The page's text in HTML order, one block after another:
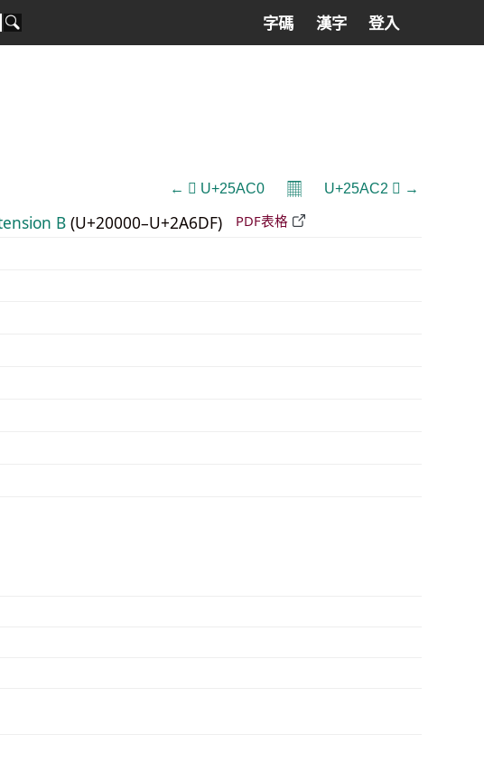
字碼 漢字 登入
← 𥫀 U+25AC0 𝄜 U+25AC2 𥫂 →
B (U+20000–U+2A6DF) PDF表格